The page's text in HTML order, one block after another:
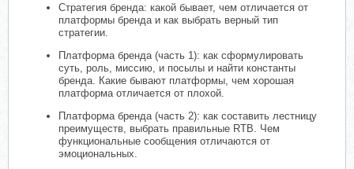
Стратегия бренда: какой бывает, чем отличается от
платформы бренда и как выбрать верный тип
стратегии.
Платформа бренда (часть 1): как сформулировать
суть, роль, миссию, и посылы и найти константы
бренда. Какие бывают платформы, чем хорошая
платформа отличается от плохой.
Платформа бренда (часть 2): как составить лестницу
преимуществ, выбрать правильные RTB. Чем
функциональные сообщения отличаются от
эмоциональных.